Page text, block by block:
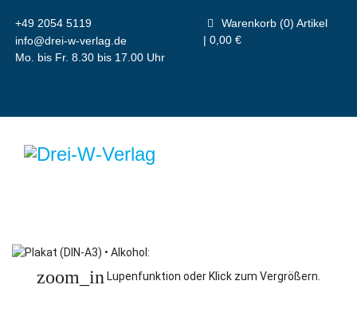
+49 2054 5119
info@drei-w-verlag.de
Mo. bis Fr. 8.30 bis 17.00 Uhr
Warenkorb (0) Artikel
| 0,00 €
zoom_in Lupenfunktion oder Klick zum Vergrößern.